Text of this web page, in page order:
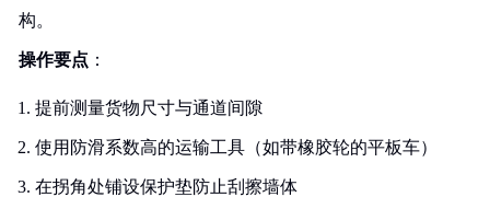
构。
操作要点 ：
提前测量货物尺寸与通道间隙
使用防滑系数高的运输工具（如带橡胶轮的平板车）
在拐角处铺设保护垫防止刮擦墙体